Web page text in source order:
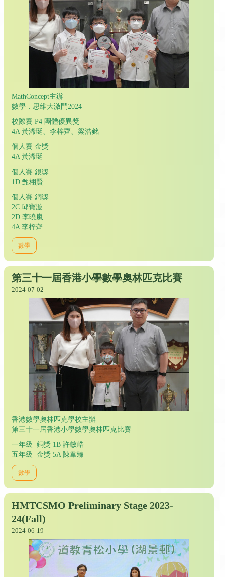
MathConcept主辦
數學．思維大激鬥2024
校際賽 P4 團體優異獎
4A 黃浠珽、李梓⿑、梁浩銘
個人賽 金獎
4A 黃浠珽
個人賽 銀獎
1D 甄栩賢
個人賽 銅獎
2C 邱寶漩
2D 李曉嵐
4A 李梓⿑
數學
第三十一屆香港小學數學奧林匹克比賽
2024-07-02
香港數學奧林匹克學校主辦
第三十一屆香港小學數學奧林匹克比賽
一年級 銅獎 1B 許敏峼
五年級 金獎 5A 陳韋臻
數學
HMTCSMO Preliminary Stage 2023-
24(Fall)
2024-06-19